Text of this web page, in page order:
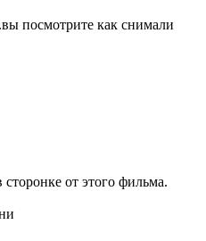
посмотрите как снимали
от этого фильма.